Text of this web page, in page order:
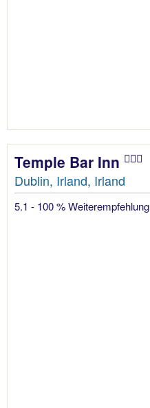
Temple Bar Inn
Dublin, Irland, Irland
5.1 - 100 % Weiterempfehlung